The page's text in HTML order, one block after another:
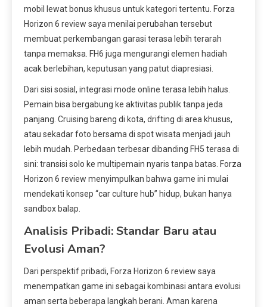
mobil lewat bonus khusus untuk kategori tertentu. Forza
Horizon 6 review saya menilai perubahan tersebut
membuat perkembangan garasi terasa lebih terarah
tanpa memaksa. FH6 juga mengurangi elemen hadiah
acak berlebihan, keputusan yang patut diapresiasi.
Dari sisi sosial, integrasi mode online terasa lebih halus.
Pemain bisa bergabung ke aktivitas publik tanpa jeda
panjang. Cruising bareng di kota, drifting di area khusus,
atau sekadar foto bersama di spot wisata menjadi jauh
lebih mudah. Perbedaan terbesar dibanding FH5 terasa di
sini: transisi solo ke multipemain nyaris tanpa batas. Forza
Horizon 6 review menyimpulkan bahwa game ini mulai
mendekati konsep “car culture hub” hidup, bukan hanya
sandbox balap.
Analisis Pribadi: Standar Baru atau
Evolusi Aman?
Dari perspektif pribadi, Forza Horizon 6 review saya
menempatkan game ini sebagai kombinasi antara evolusi
aman serta beberapa langkah berani. Aman karena